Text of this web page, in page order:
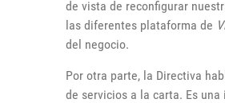
de vista de reconfigurar
las diferentes plataforma de
del negocio.
Por otra parte, la Directiva
de servicios a la carta. Es